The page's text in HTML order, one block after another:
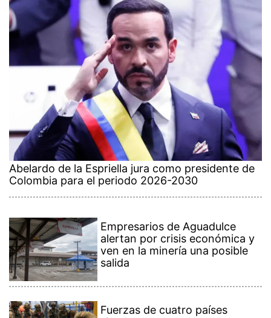
Abelardo de la Espriella jura como presidente de
Colombia para el periodo 2026-2030
Empresarios de Aguadulce
alertan por crisis económica y
ven en la minería una posible
salida
Fuerzas de cuatro países